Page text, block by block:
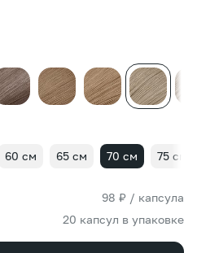
60 см 65 см 70 см 75 см
98 ₽ / капсула
20 капсул в упаковке